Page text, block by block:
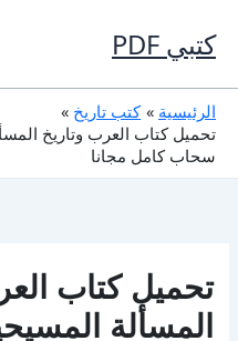
إلى
المحتوى
كتبي PDF
الرئيسية
كتب تاريخ
سحاب كامل مجانا
تحميل كتاب